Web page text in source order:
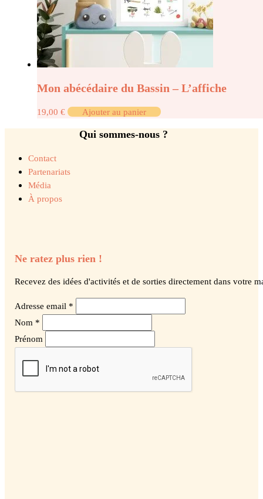
Mon abécédaire du Bassin – L’affiche
19,00 € Ajouter au panier
Qui sommes-nous ?
Contact
Partenariats
Média
À propos
Ne ratez plus rien !
Recevez des idées d'activités et de sorties directement dans votre
Adresse email *
Nom *
Prénom